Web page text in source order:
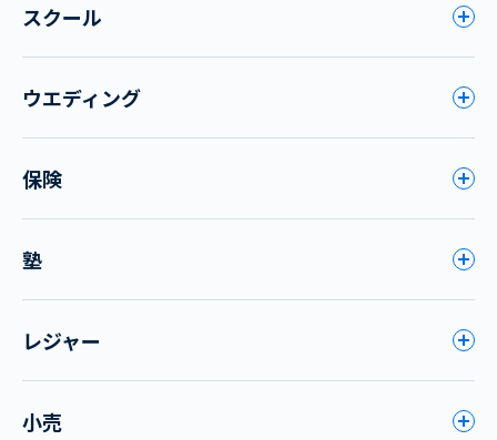
スクール
ウエディング
保険
塾
レジャー
小売